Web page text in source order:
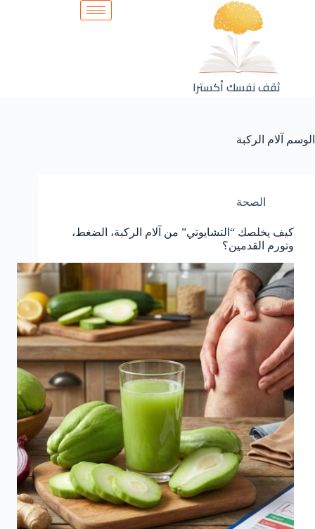
ثقف نفسك أكسترا
الوسم آلام الركبة
الصحة
كيف يخلصك “التشايوتي” من آلام الركبة، الضغط،
وتورم القدمين؟